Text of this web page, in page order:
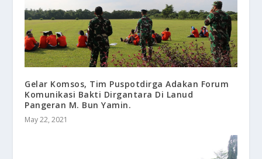
Gelar Komsos, Tim Puspotdirga Adakan Forum
Komunikasi Bakti Dirgantara Di Lanud
Pangeran M. Bun Yamin.
May 22, 2021